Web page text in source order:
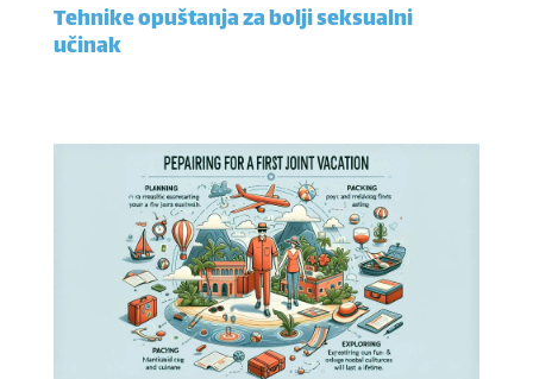
Tehnike opuštanja za bolji seksualni
učinak